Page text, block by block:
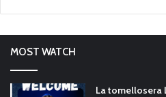
MOST WATCH
La tomellosera